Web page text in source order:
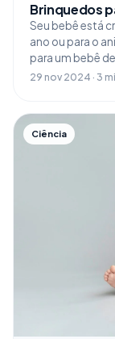
Brinquedos
Seu bebê está
ano ou para o
para um bebê
29 nov 2024 · 3
Ciência